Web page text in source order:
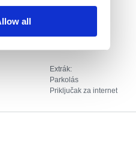
all
Extrák:
Parkolás
Priključak za internet